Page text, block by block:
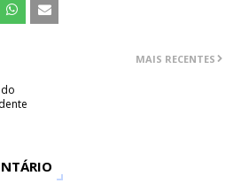
MAIS RECENTES